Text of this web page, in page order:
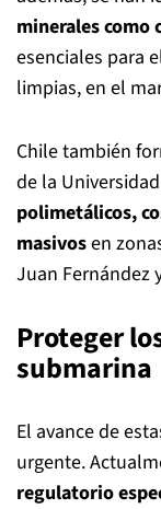
minerales como
esenciales para
limpias, en el
Chile también
de la
polimetálicos,
masivosen
Juan Fernández
Proteger
submarina
El avance de
urgente.
regulatorio